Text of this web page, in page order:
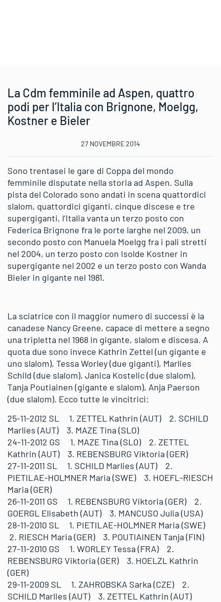
La Cdm femminile ad Aspen, quattro
podi per l’Italia con Brignone, Moelgg,
Kostner e Bieler
27 NOVEMBRE 2014
Sono trentasei le gare di Coppa del mondo
femminile disputate nella storia ad Aspen. Sulla
pista del Colorado sono andati in scena quattordici
slalom, quattordici giganti, cinque discese e tre
supergiganti, l’Italia vanta un terzo posto con
Federica Brignone fra le porte larghe nel 2009, un
secondo posto con Manuela Moelgg fra i pali stretti
nel 2004, un terzo posto con Isolde Kostner in
supergigante nel 2002 e un terzo posto con Wanda
Bieler in gigante nel 1981.
La sciatrice con il maggior numero di successi è la
canadese Nancy Greene, capace di mettere a segno
una tripletta nel 1968 in gigante, slalom e discesa. A
quota due sono invece Kathrin Zettel (un gigante e
uno slalom), Tessa Worley (due giganti), Marlies
Schild (due slalom), Janica Kostelic (due slalom),
Tanja Poutiainen (gigante e slalom), Anja Paerson
(due slalom). Ecco tutte le vincitrici:
25-11-2012 SL 1. ZETTEL Kathrin (AUT) 2. SCHILD
Marlies (AUT) 3. MAZE Tina (SLO)
24-11-2012 GS 1. MAZE Tina (SLO) 2. ZETTEL
Kathrin (AUT) 3. REBENSBURG Viktoria (GER)
27-11-2011 SL 1. SCHILD Marlies (AUT) 2.
PIETILAE-HOLMNER Maria (SWE) 3. HOEFL-RIESCH
Maria (GER)
26-11-2011 GS 1. REBENSBURG Viktoria (GER) 2.
GOERGL Elisabeth (AUT) 3. MANCUSO Julia (USA)
28-11-2010 SL 1. PIETILAE-HOLMNER Maria (SWE)
2. RIESCH Maria (GER) 3. POUTIAINEN Tanja (FIN)
27-11-2010 GS 1. WORLEY Tessa (FRA) 2.
REBENSBURG Viktoria (GER) 3. HOELZL Kathrin
(GER)
29-11-2009 SL 1. ZAHROBSKA Sarka (CZE) 2.
SCHILD Marlies (AUT) 3. ZETTEL Kathrin (AUT)